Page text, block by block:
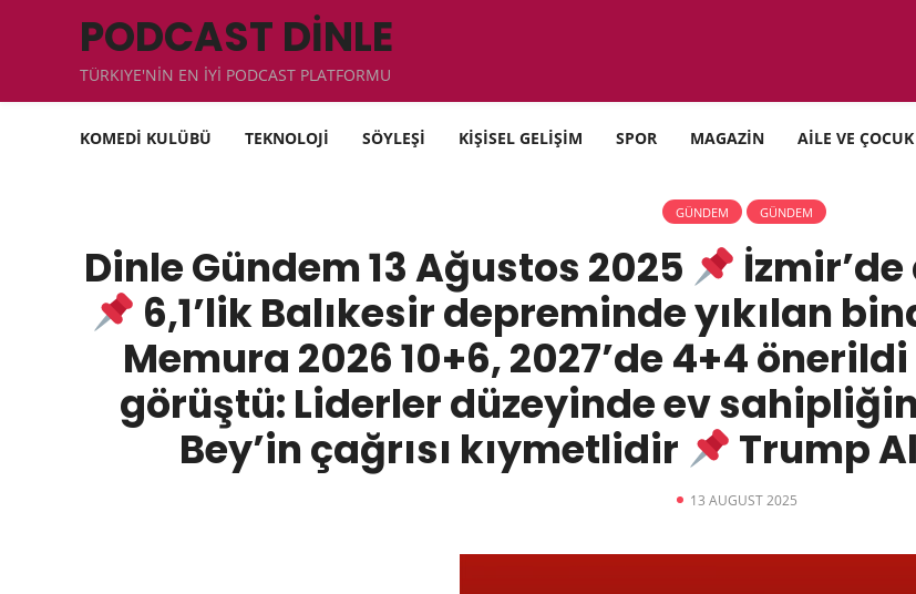
PODCAST DİNLE
TÜRKIYE'NİN EN İYİ PODCAST PLATFORMU
KOMEDİ KULÜBÜ TEKNOLOJİ SÖYLEŞİ KİŞİSEL GELİŞİM SPOR MAGAZİN AİLE VE ÇOCUK
GÜNDEM GÜNDEM
Dinle Gündem 13 Ağustos 2025
6,1’lik Balıkesir depreminde yıkılan
Memura 2026 10+6, 2027’de 4+4 önerildi
görüştü: Liderler düzeyinde ev
Bey’in çağrısı kıymetlidir
Trump
13 AUGUST 2025